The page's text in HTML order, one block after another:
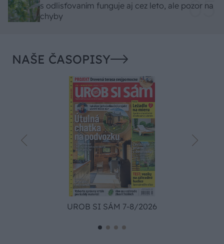
s odlisťovaním funguje aj cez leto, ale pozor na
chyby
NAŠE ČASOPISY
UROB SI SÁM 7-8/2026